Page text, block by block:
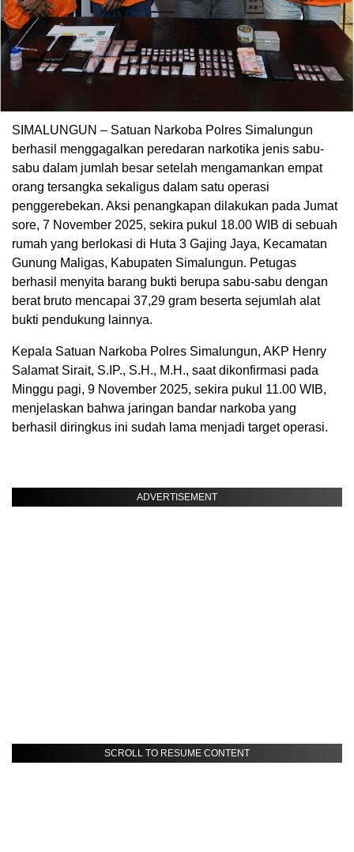
SIMALUNGUN – Satuan Narkoba Polres Simalungun
berhasil menggagalkan peredaran narkotika jenis sabu-
sabu dalam jumlah besar setelah mengamankan empat
orang tersangka sekaligus dalam satu operasi
penggerebekan. Aksi penangkapan dilakukan pada Jumat
sore, 7 November 2025, sekira pukul 18.00 WIB di sebuah
rumah yang berlokasi di Huta 3 Gajing Jaya, Kecamatan
Gunung Maligas, Kabupaten Simalungun. Petugas
berhasil menyita barang bukti berupa sabu-sabu dengan
berat bruto mencapai 37,29 gram beserta sejumlah alat
bukti pendukung lainnya.
Kepala Satuan Narkoba Polres Simalungun, AKP Henry
Salamat Sirait, S.IP., S.H., M.H., saat dikonfirmasi pada
Minggu pagi, 9 November 2025, sekira pukul 11.00 WIB,
menjelaskan bahwa jaringan bandar narkoba yang
berhasil diringkus ini sudah lama menjadi target operasi.
ADVERTISEMENT
SCROLL TO RESUME CONTENT